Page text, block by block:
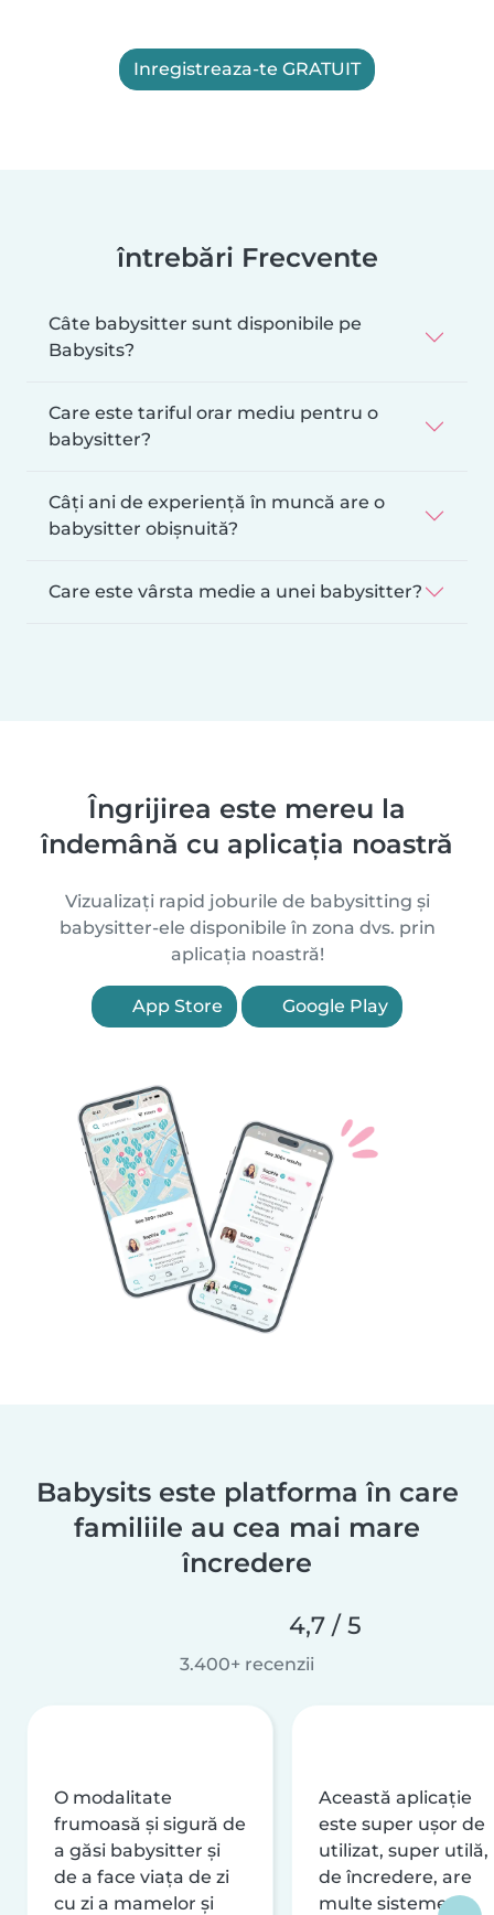
Inregistreaza-te GRATUIT
întrebări Frecvente
Câte babysitter sunt disponibile pe
Babysits?
Care este tariful orar mediu pentru o
babysitter?
Câți ani de experiență în muncă are o
babysitter obișnuită?
Care este vârsta medie a unei babysitter?
Îngrijirea este mereu la
îndemână cu aplicația noastră
Vizualizați rapid joburile de babysitting și
babysitter-ele disponibile în zona dvs. prin
aplicația noastră!
App Store Google Play
Babysits este platforma în care
familiile au cea mai mare
încredere
4,7 / 5
3.400+ recenzii
O modalitate
frumoasă și sigură de
a găsi babysitter și
de a face viața de zi
cu zi a mamelor și
Această aplicație
este super ușor de
utilizat, super utilă,
de încredere, are
multe sisteme de